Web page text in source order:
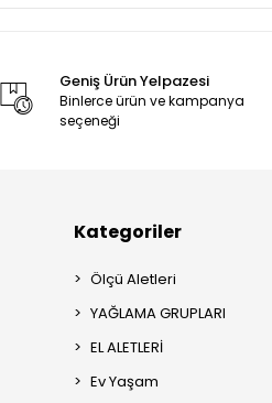
Geniş Ürün Yelpazesi
Binlerce ürün ve kampanya
seçeneği
Kategoriler
Ölçü Aletleri
YAĞLAMA GRUPLARI
EL ALETLERİ
Ev Yaşam